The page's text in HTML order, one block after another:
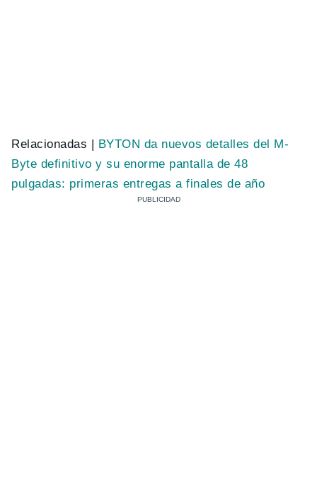
Relacionadas |
BYTON da nuevos detalles del M-
Byte definitivo y su enorme pantalla de 48
pulgadas: primeras entregas a finales de año